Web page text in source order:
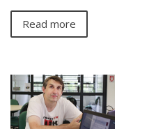
Read more